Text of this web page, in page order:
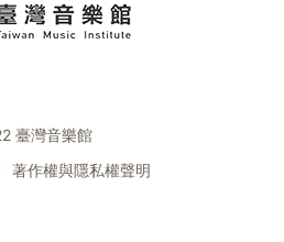
臺灣音樂館
著作權與隱私權聲明